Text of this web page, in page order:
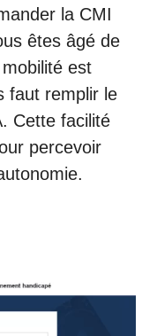
la CMI
êtes âgé de
est
faut remplir le
. Cette facilité
percevoir